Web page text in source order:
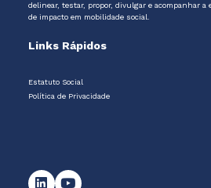
delinear, testar, propor, divulgar e acompanhar a
de impacto em mobilidade social.
Links Rápidos
Estatuto Social
Política de Privacidade